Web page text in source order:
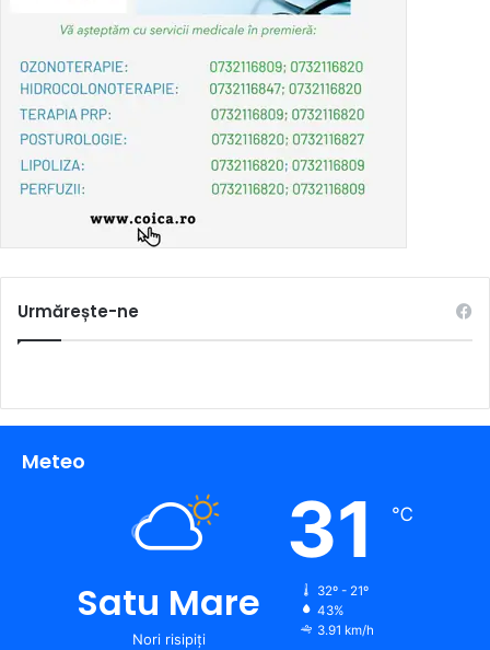
Urmărește-ne
Meteo
Satu Mare
Nori risipiți
31 ℃
32º - 21º
43%
3.91 km/h